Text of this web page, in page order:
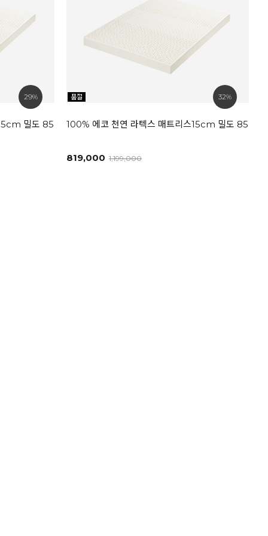
29%
밀도 85kg [SS]
32%
100% 에코 천연 라텍스 매트리스15cm 밀도 85kg
819,000 1,199,000